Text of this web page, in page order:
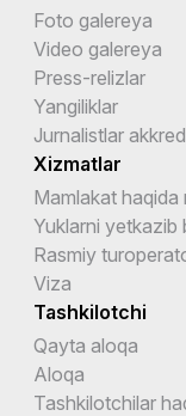
Foto galereya
Video galereya
Press-relizlar
Yangiliklar
Jurnalistlar
Xizmatlar
Mamlakat haqida
Yuklarni yetkazib
Rasmiy
Viza
Tashkilotchi
Qayta aloqa
Aloqa
Tashkilotchilar